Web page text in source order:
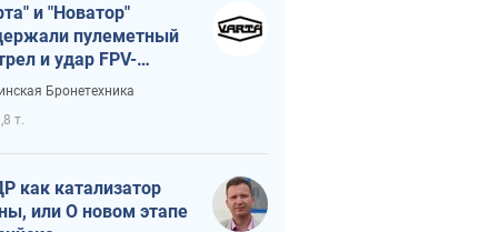
и "Новатор"
пулеметный
и удар FPV-
сохранив жизнь
Бронетехника
т.
как катализатор
или О новом этапе